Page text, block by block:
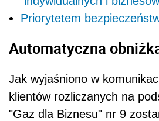
Priorytetem
Automatyczna
Jak wyjaśniono w
klientów rozliczanych na
"Gaz dla Biznesu" nr 9